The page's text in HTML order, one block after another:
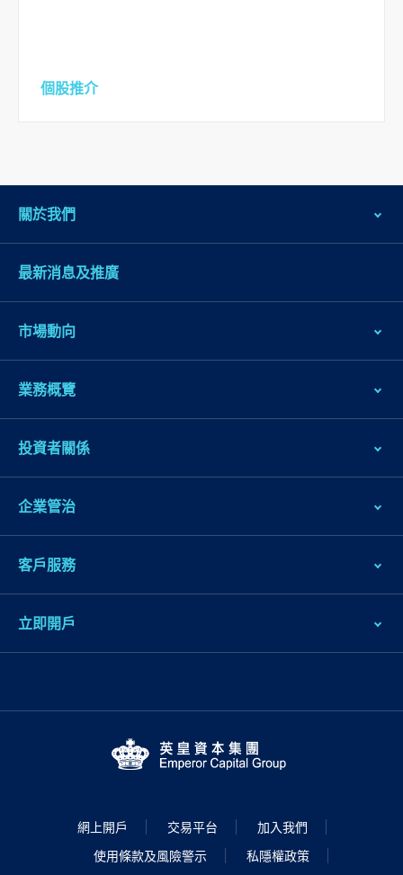
個股推介
關於我們
最新消息及推廣
市場動向
業務概覽
投資者關係
企業管治
客戶服務
立即開戶
網上開戶 交易平台
加入我們
使用條款及風險警示
私隱權政策